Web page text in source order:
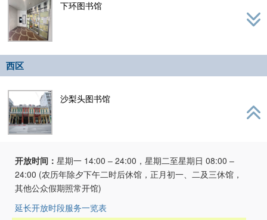
下环图书馆
西区
沙梨头图书馆
开放时间： 星期一 14:00 – 24:00，星期二至星期日 08:00 –
24:00 (农历年除夕下午二时后休馆，正月初一、二及三休馆，
其他公众假期照常开馆)
延长开放时段服务一览表